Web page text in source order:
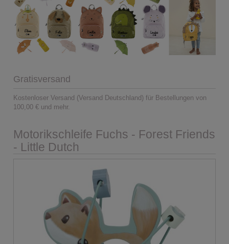
Gratisversand
Kostenloser Versand (Versand Deutschland) für Bestellungen von
100,00 € und mehr.
Motorikschleife Fuchs - Forest Friends
- Little Dutch